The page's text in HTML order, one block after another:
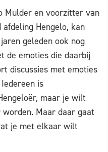
Mulder en voorzitter van
Hengelo, kan
geleden ook nog
de emoties die daarbij
discussies met emoties
is
maar je wilt
Maar daar gaat
je met elkaar wilt